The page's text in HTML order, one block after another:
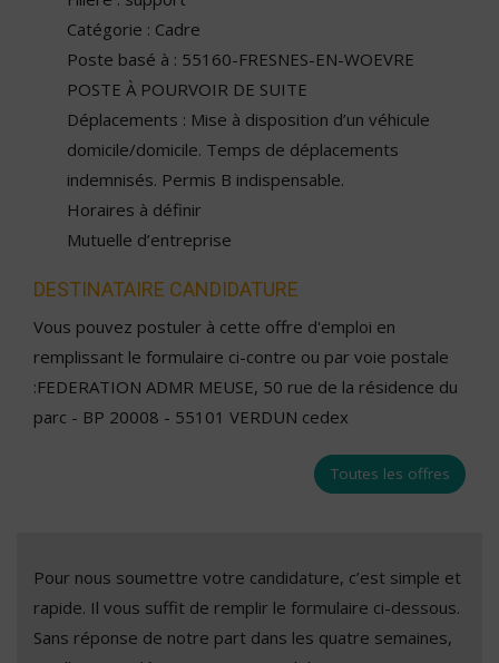
Catégorie : Cadre
Poste basé à : 55160-FRESNES-EN-WOEVRE
POSTE À POURVOIR DE SUITE
Déplacements : Mise à disposition d’un véhicule
domicile/domicile. Temps de déplacements
indemnisés. Permis B indispensable.
Horaires à définir
Mutuelle d’entreprise
DESTINATAIRE CANDIDATURE
Vous pouvez postuler à cette offre d'emploi en
remplissant le formulaire ci-contre ou par voie postale
:FEDERATION ADMR MEUSE, 50 rue de la résidence du
parc - BP 20008 - 55101 VERDUN cedex
Toutes les offres
Pour nous soumettre votre candidature, c’est simple et
rapide. Il vous suffit de remplir le formulaire ci-dessous.
Sans réponse de notre part dans les quatre semaines,